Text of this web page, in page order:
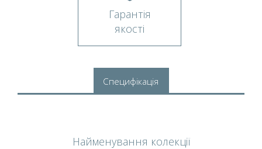
Гарантія
якості
Специфікація
Найменування колекції